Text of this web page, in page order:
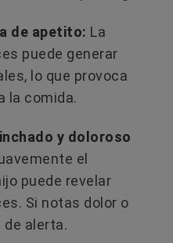
de apetito: La
puede generar
lo que provoca
la comida.
y doloroso
el
puede revelar
Si notas dolor o
de alerta.